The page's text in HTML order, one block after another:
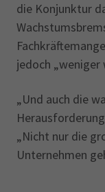
die Konjunktur
jedoch
„Und auch die
„Nicht nur die
Unternehmen